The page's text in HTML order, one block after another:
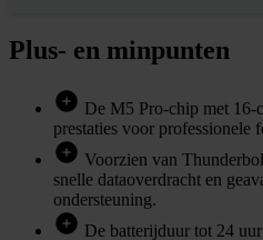
Plus- en minpunten
De M5 Pro-chip met 16-
prestaties voor professionele
Voorzien van
snelle dataoverdracht en
ondersteuning.
De batterijduur tot 24